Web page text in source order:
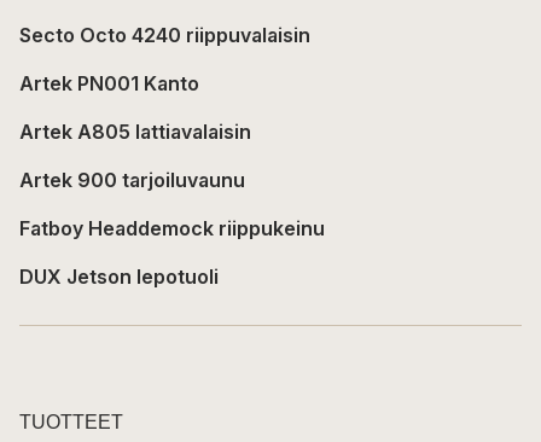
Secto Octo 4240 riippuvalaisin
Artek PN001 Kanto
Artek A805 lattiavalaisin
Artek 900 tarjoiluvaunu
Fatboy Headdemock riippukeinu
DUX Jetson lepotuoli
TUOTTEET